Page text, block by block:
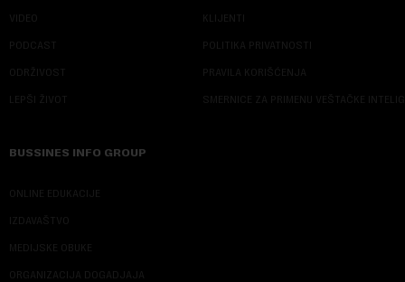
VIDEO
PODCAST
ODRŽIVOST
LEPŠI ŽIVOT
KLIJENTI
POLITIKA PRIVATNOSTI
PRAVILA KORIŠĆENJA
SMERNICE ZA PRIMENU VEŠTAČKE
BUSSINES INFO GROUP
ONLINE EDUKACIJE
IZDAVAŠTVO
MEDIJSKE OBUKE
ORGANIZACIJA DOGADJAJA